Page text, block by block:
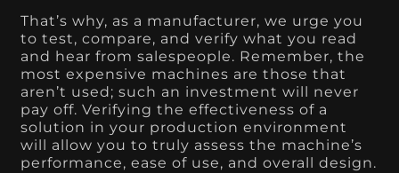
That’s why, as a manufacturer, we urge you
to test, compare, and verify what you read
and hear from salespeople. Remember, the
most expensive machines are those that
aren’t used; such an investment will never
pay off. Verifying the effectiveness of a
solution in your production environment
will allow you to truly assess the machine’s
performance, ease of use, and overall design.